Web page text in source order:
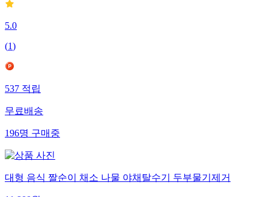
5.0
(1)
537적립
무료배송
196명구매중
대형 음식 짤순이 채소 나물 야채탈수기 두부물기제거